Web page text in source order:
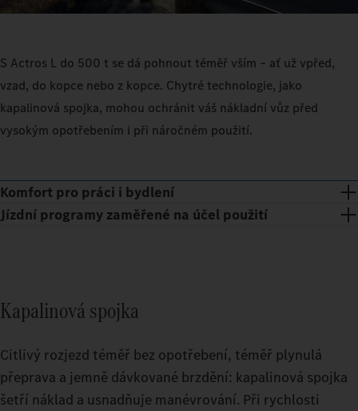
S Actros L do 500 t se dá pohnout téměř vším – ať už vpřed,
vzad, do kopce nebo z kopce. Chytré technologie, jako
kapalinová spojka, mohou ochránit váš nákladní vůz před
vysokým opotřebením i při náročném použití.
Komfort pro práci i bydlení
Jízdní programy zaměřené na účel použití
Kapalinová spojka
Citlivý rozjezd téměř bez opotřebení, téměř plynulá
přeprava a jemně dávkované brzdění: kapalinová spojka
šetří náklad a usnadňuje manévrování. Při rychlosti